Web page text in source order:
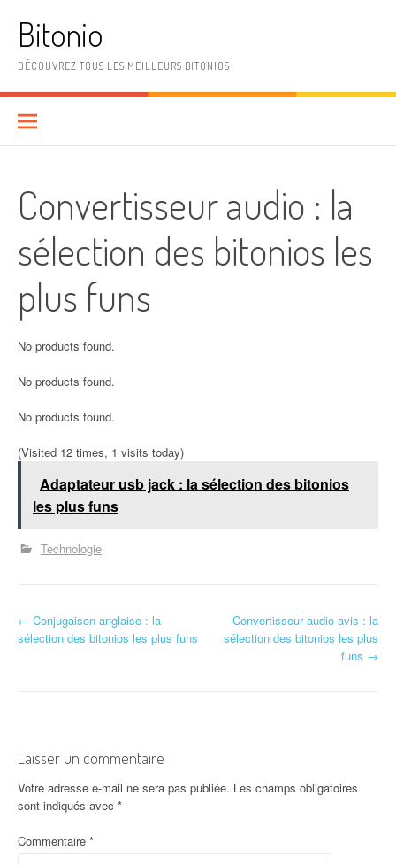
contenuBitonio
DÉCOUVREZ TOUS LES MEILLEURS BITONIOS
Convertisseur audio : la
sélection des bitonios les
plus funs
No products found.
No products found.
No products found.
(Visited 12 times, 1 visits today)
Adaptateur usb jack : la sélection des bitonios
les plus funs
Technologie
N
g
a
t
i
← Conjugaison anglaise : la
sélection des bitonios les plus funs
Convertisseur audio avis : la
sélection des bitonios les plus
funs →
Laisser un commentaire
Votre adresse e-mail ne sera pas publiée. Les champs obligatoires
sont indiqués avec *
Commentaire *